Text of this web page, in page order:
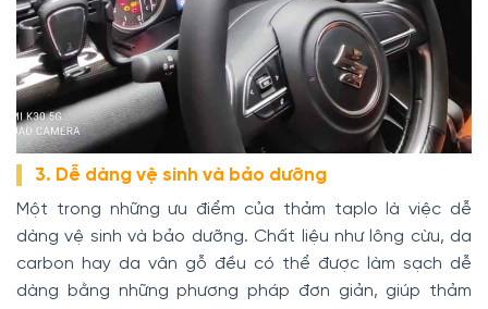
3. Dễ dàng vệ sinh và bảo dưỡng
Một trong những ưu điểm của thảm taplo là việc dễ
dàng vệ sinh và bảo dưỡng. Chất liệu như lông cừu, da
carbon hay da vân gỗ đều có thể được làm sạch dễ
dàng bằng những phương pháp đơn giản, giúp thảm